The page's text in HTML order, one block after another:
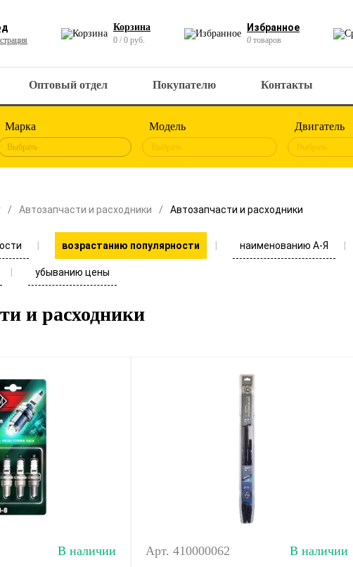
Корзина
0 / 0 руб.
Избранное
0 товаров
Оптовый отдел Покупателю Контакты
Марка
Выбрать
Модель
Выбрать
Двигатель
Выбрать
Автозапчасти и расходники Автозапчасти и расходники
возрастанию популярности наименованию А-Я
убыванию цены
и расходники
В наличии
Арт. 410000062
В наличии